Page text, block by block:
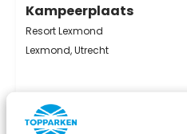
Kampeerplaats
Resort Lexmond
Lexmond, Utrecht